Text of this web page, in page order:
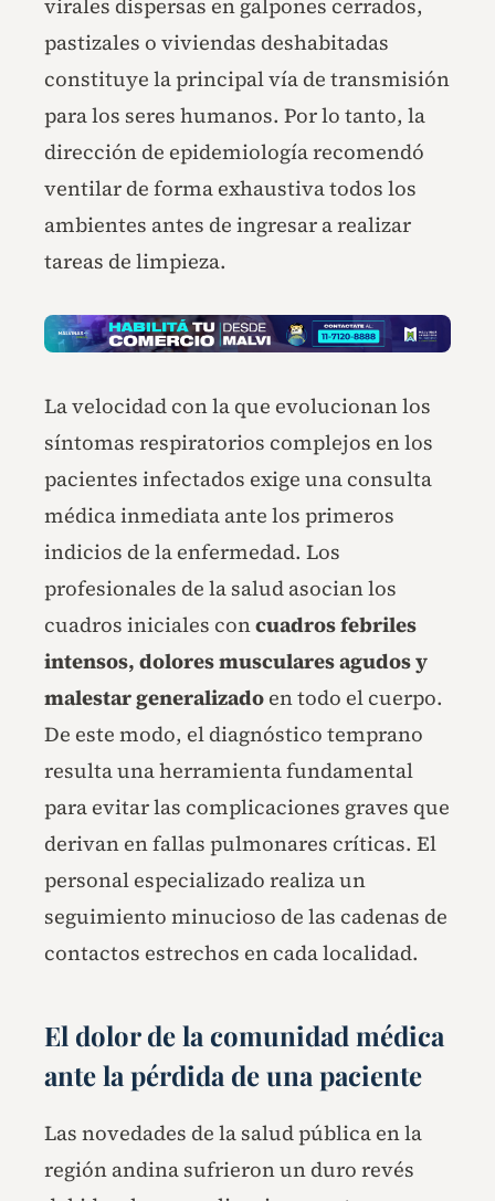
virales dispersas en galpones cerrados,
pastizales o viviendas deshabitadas
constituye la principal vía de transmisión
para los seres humanos. Por lo tanto, la
dirección de epidemiología recomendó
ventilar de forma exhaustiva todos los
ambientes antes de ingresar a realizar
tareas de limpieza.
La velocidad con la que evolucionan los
síntomas respiratorios complejos en los
pacientes infectados exige una consulta
médica inmediata ante los primeros
indicios de la enfermedad. Los
profesionales de la salud asocian los
cuadros iniciales concuadros febriles
intensos, dolores musculares agudos y
malestar generalizado en todo el cuerpo.
De este modo, el diagnóstico temprano
resulta una herramienta fundamental
para evitar las complicaciones graves que
derivan en fallas pulmonares críticas. El
personal especializado realiza un
seguimiento minucioso de las cadenas de
contactos estrechos en cada localidad.
El dolor de la comunidad médica
ante la pérdida de una paciente
Las novedades de la salud pública en la
región andina sufrieron un duro revés